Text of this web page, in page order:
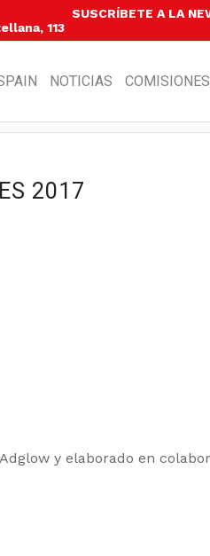
SUSCRÍBETE A LA
113
NOTICIAS COMISIONES
2017
y elaborado en